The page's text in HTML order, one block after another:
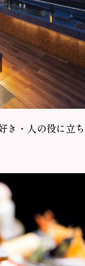
き・人の役に立ち